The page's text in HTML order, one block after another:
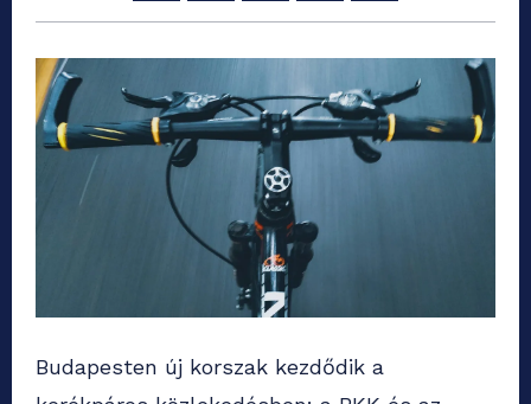
Budapesten új korszak kezdődik a